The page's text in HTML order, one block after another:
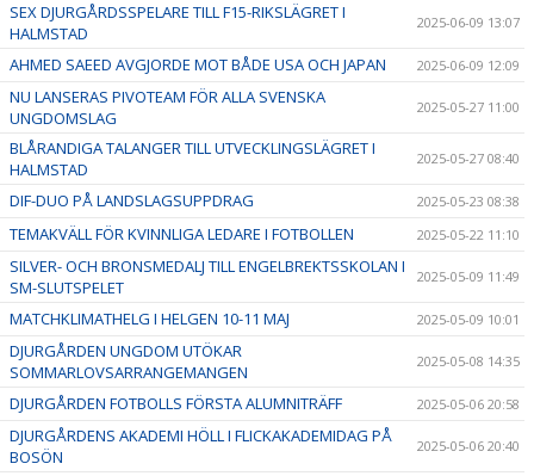
SEX DJURGÅRDSSPELARE TILL F15-RIKSLÄGRET I
HALMSTAD
2025-06-09 13:07
AHMED SAEED AVGJORDE MOT BÅDE USA OCH JAPAN 2025-06-09 12:09
NU LANSERAS PIVOTEAM FÖR ALLA SVENSKA
UNGDOMSLAG
2025-05-27 11:00
BLÅRANDIGA TALANGER TILL UTVECKLINGSLÄGRET I
HALMSTAD
2025-05-27 08:40
DIF-DUO PÅ LANDSLAGSUPPDRAG 2025-05-23 08:38
TEMAKVÄLL FÖR KVINNLIGA LEDARE I FOTBOLLEN 2025-05-22 11:10
SILVER- OCH BRONSMEDALJ TILL ENGELBREKTSSKOLAN I
SM-SLUTSPELET
2025-05-09 11:49
MATCHKLIMATHELG I HELGEN 10-11 MAJ 2025-05-09 10:01
DJURGÅRDEN UNGDOM UTÖKAR
SOMMARLOVSARRANGEMANGEN
2025-05-08 14:35
DJURGÅRDEN FOTBOLLS FÖRSTA ALUMNITRÄFF 2025-05-06 20:58
DJURGÅRDENS AKADEMI HÖLL I FLICKAKADEMIDAG PÅ
BOSÖN
2025-05-06 20:40